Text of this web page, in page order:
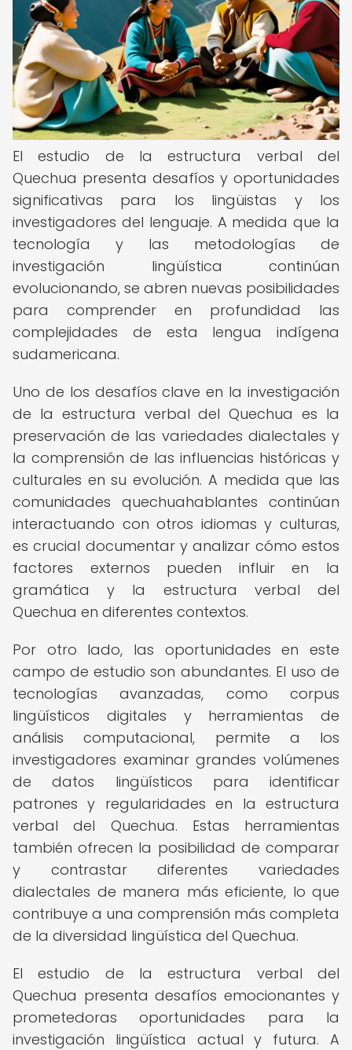
El estudio de la estructura verbal del
Quechua presenta desafíos y oportunidades
significativas para los lingüistas y los
investigadores del lenguaje. A medida que la
tecnología y las metodologías de
investigación lingüística continúan
evolucionando, se abren nuevas posibilidades
para comprender en profundidad las
complejidades de esta lengua indígena
sudamericana.
Uno de los desafíos clave en la investigación
de la estructura verbal del Quechua es la
preservación de las variedades dialectales y
la comprensión de las influencias históricas y
culturales en su evolución. A medida que las
comunidades quechuahablantes continúan
interactuando con otros idiomas y culturas,
es crucial documentar y analizar cómo estos
factores externos pueden influir en la
gramática y la estructura verbal del
Quechua en diferentes contextos.
Por otro lado, las oportunidades en este
campo de estudio son abundantes. El uso de
tecnologías avanzadas, como corpus
lingüísticos digitales y herramientas de
análisis computacional, permite a los
investigadores examinar grandes volúmenes
de datos lingüísticos para identificar
patrones y regularidades en la estructura
verbal del Quechua. Estas herramientas
también ofrecen la posibilidad de comparar
y contrastar diferentes variedades
dialectales de manera más eficiente, lo que
contribuye a una comprensión más completa
de la diversidad lingüística del Quechua.
El estudio de la estructura verbal del
Quechua presenta desafíos emocionantes y
prometedoras oportunidades para la
investigación lingüística actual y futura. A